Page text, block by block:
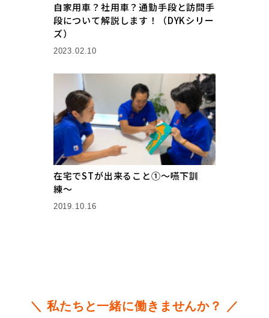
自家用車？社用車？通勤手段と訪問手
段について解説します！（DYKシリー
ズ）
2023.02.10
在宅でSTが出来ること①〜嚥下訓
練〜
2019.10.16
＼ 私たちと一緒に働きませんか？ ／